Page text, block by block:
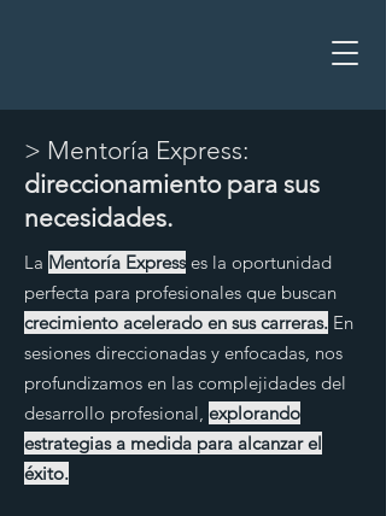
> Mentoría Express:
direccionamiento para sus
necesidades.
La Mentoría Express es la oportunidad
perfecta para profesionales que buscan
crecimiento acelerado en sus carreras. En
sesiones direccionadas y enfocadas, nos
profundizamos en las complejidades del
desarrollo profesional, explorando
estrategias a medida para alcanzar el
éxito.